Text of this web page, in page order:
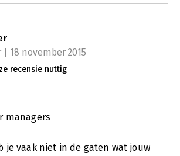
| 18 november 2015
recensie nuttig
managers
je vaak niet in de gaten wat jouw